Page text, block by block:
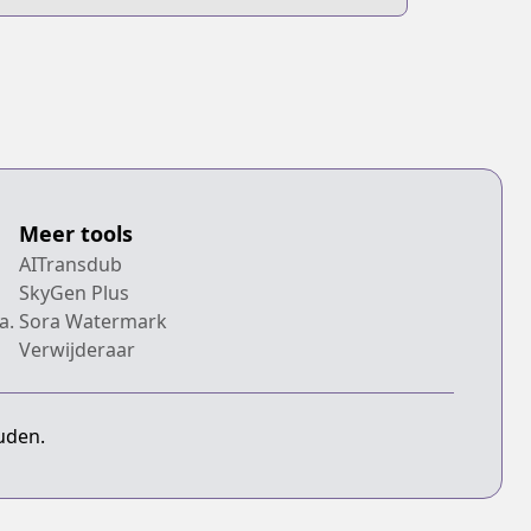
Meer tools
AITransdub
SkyGen Plus
Sora Watermark
Verwijderaar